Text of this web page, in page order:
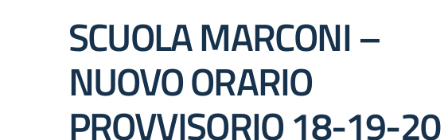
SCUOLA MARCONI –
NUOVO ORARIO
PROVVISORIO 18-19-20